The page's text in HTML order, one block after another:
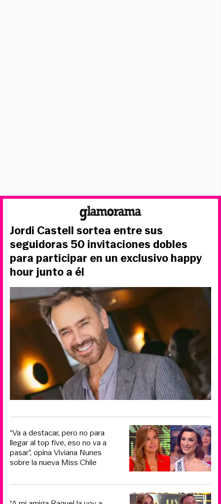
Jordi Castell sortea entre sus
seguidoras 50 invitaciones dobles
para participar en un exclusivo happy
hour junto a él
“Va a destacar, pero no para
llegar al top five, eso no va a
pasar”, opina Viviana Nunes
sobre la nueva Miss Chile